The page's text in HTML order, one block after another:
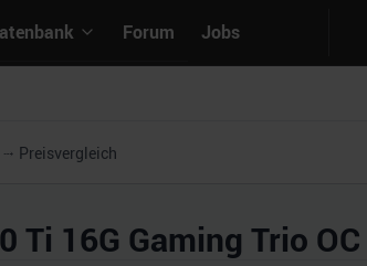
Forum Jobs
Preisvergleich
Ti 16G Gaming Trio OC